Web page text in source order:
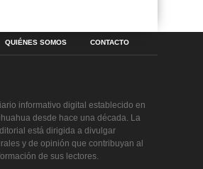
QUIÉNES SOMOS CONTACTO
informativo digital establecido en
desde hace una década. La
está dirigida a divulgar
y de opinión que contribuyan al
de sus lectores.